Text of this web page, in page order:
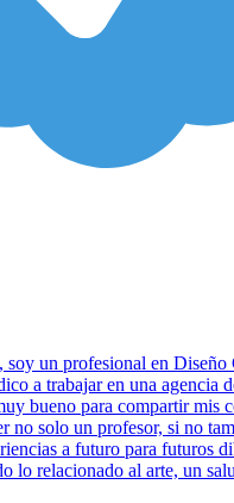
soy un profesional en Diseño
a trabajar en una agencia
bueno para compartir mis
no solo un profesor, si no
a futuro para futuros
lo relacionado al arte, un